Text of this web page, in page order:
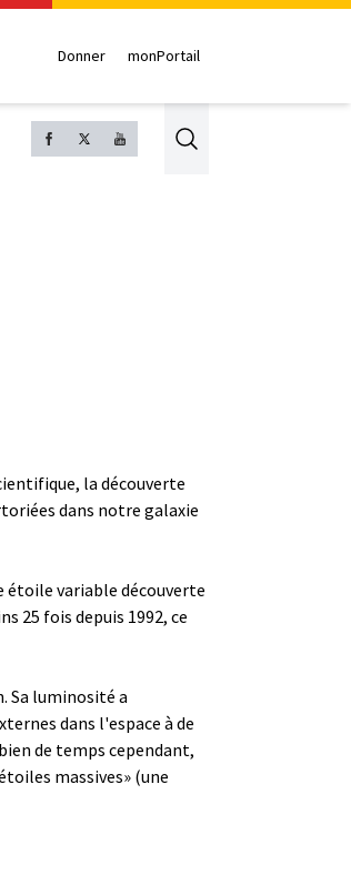
Donner monPortail
Search
la découverte
dans notre galaxie
étoile variable découverte
25 fois depuis 1992, ce
Sa luminosité a
dans l'espace à de
de temps cependant,
massives» (une